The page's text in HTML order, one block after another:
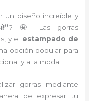
un diseño increíble y
? 🤩 Las gorras
y el estampado de
opción popular para
y a la moda.
gorras mediante
de expresar tu